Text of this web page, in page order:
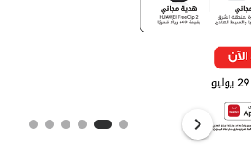
chevron_right